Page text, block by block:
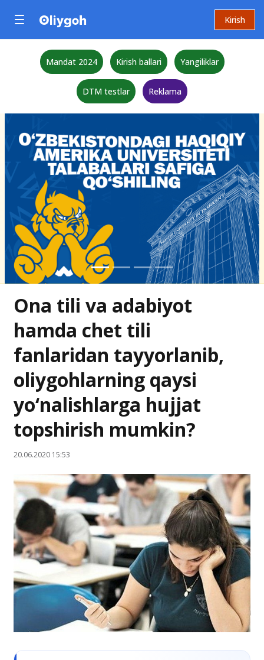
Kirish
Mandat 2024 Kirish ballari Yangiliklar
DTM testlar Reklama
Ona tili va adabiyot
hamda chet tili
fanlaridan tayyorlanib,
oliygohlarning qaysi
yo‘nalishlarga hujjat
topshirish mumkin?
20.06.2020 15:53